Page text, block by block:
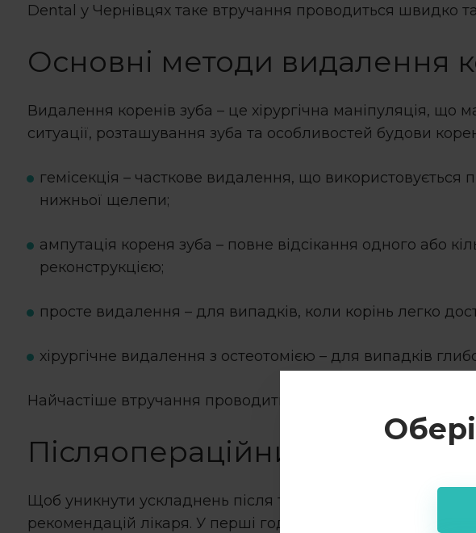
Dental у Чернівцях таке втручання проводиться швидко та
Основні методи видалення
Видалення коренів зуба – це хірургічна маніпуляція, що
ситуації, розташування зуба та особливостей будови
гемісекція – часткове видалення, що використовується
нижньої щелепи;
ампутація кореня зуба – повне відсікання одного або
реконструкцією;
просте видалення – для випадків, коли корінь легко
хірургічне видалення з остеотомією – для випадків
Найчастіше втручання проводиться під місцевою
Післяопераційний догляд та
Щоб уникнути ускладнень після того, як завершена
рекомендацій лікаря. У перші години не рекомендується